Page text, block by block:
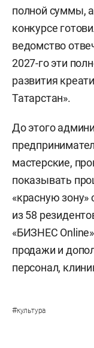
полной суммы,
конкурсе
ведомство
2027-го эти
развития
Татарстан».
До этого
мастерские,
показывать
«красную
из 58
«БИЗНЕС
продажи и
персонал,
#культура